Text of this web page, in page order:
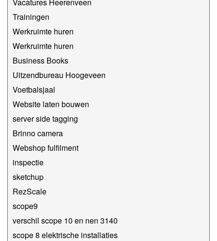
Trainingen
Werkruimte huren
Werkruimte huren
Business Books
Uitzendbureau Hoogeveen
Voetbalsjaal
Website laten bouwen
server side tagging
Brinno camera
Webshop fulfilment
inspectie
sketchup
RezScale
scope9
verschil scope 10 en nen 3140
scope 8 elektrische installaties